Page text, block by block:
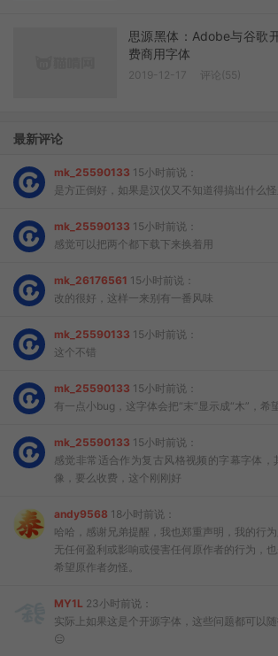
思源黑体：Adobe与谷歌
费商用字体
2019-12-17 评论(55)
最新评论
mk_25590133 15小时前说：
是方正倒好，如果是汉仪又不知道得搞出什么
mk_25590133 15小时前说：
感觉可以把两个都下载下来换着用
mk_26176561 15小时前说：
改的很好，这样一来别有一番风味
mk_25590133 15小时前说：
这个不错
mk_25590133 15小时前说：
有一点小bug，这字体会把“末”显示成“木”，希
mk_25590133 15小时前说：
感觉非常适合作为复古风格视频的字幕字体，
像，要么收费，这个刚刚好
andy9568 18小时前说：
哈哈，感谢兄弟提醒，我也郑重声明，我的行
无任何盈利或影响或侵害任何原作者的行为，也
希望原作者勿怪。
MY1L 23小时前说：
实际上如果这是个开源字体，这些问题都可以
😑